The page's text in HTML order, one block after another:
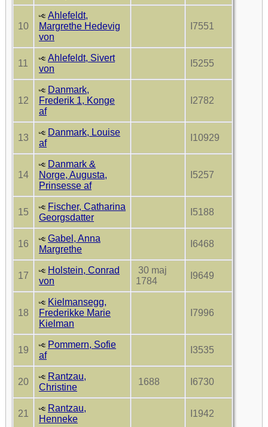
10
Ahlefeldt,
Margrethe Hedevig
von
I7551
11
Ahlefeldt, Sivert
von
I5255
12
Danmark,
Frederik 1, Konge
af
I2782
13
Danmark, Louise
af
I10929
14
Danmark &
Norge, Augusta,
Prinsesse af
I5257
15
Fischer, Catharina
Georgsdatter
I5188
16
Gabel, Anna
Margrethe
I6468
17
Holstein, Conrad
von
30 maj
1784
I9649
18
Kielmansegg,
Frederikke Marie
Kielman
I7996
19
Pommern, Sofie
af
I3535
20
Rantzau,
Christine
1688 I6730
21
Rantzau,
Henneke
I1942